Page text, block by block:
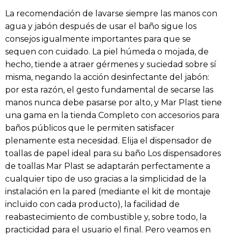
La recomendación de lavarse siempre las manos con
agua y jabón después de usar el baño sigue los
consejos igualmente importantes para que se
sequen con cuidado. La piel húmeda o mojada, de
hecho, tiende a atraer gérmenes y suciedad sobre sí
misma, negando la acción desinfectante del jabón:
por esta razón, el gesto fundamental de secarse las
manos nunca debe pasarse por alto, y Mar Plast tiene
una gama en la tienda Completo con accesorios para
baños públicos que le permiten satisfacer
plenamente esta necesidad. Elija el dispensador de
toallas de papel ideal para su baño Los dispensadores
de toallas Mar Plast se adaptarán perfectamente a
cualquier tipo de uso gracias a la simplicidad de la
instalación en la pared (mediante el kit de montaje
incluido con cada producto), la facilidad de
reabastecimiento de combustible y, sobre todo, la
practicidad para el usuario el final. Pero veamos en